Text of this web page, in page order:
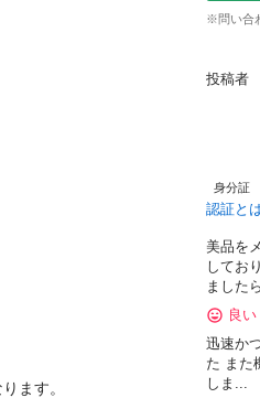
ます。
※問い合
投稿者
身分証
認証と
美品を
してお
ました
良い
迅速か
た また
しま...